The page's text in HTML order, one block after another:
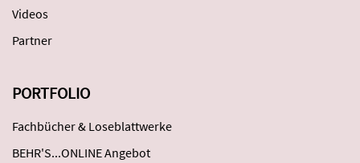
Videos
Partner
PORTFOLIO
Fachbücher & Loseblattwerke
BEHR'S...ONLINE Angebot